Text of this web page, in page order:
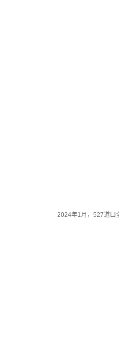
2024年1月，527道口